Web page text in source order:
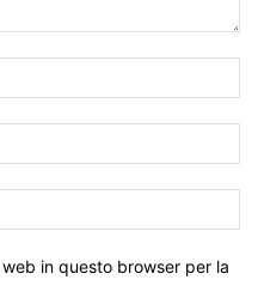
in questo browser per la